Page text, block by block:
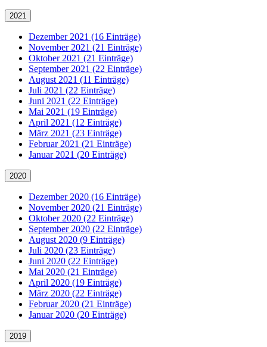
2021
Dezember 2021 (16 Einträge)
November 2021 (21 Einträge)
Oktober 2021 (21 Einträge)
September 2021 (22 Einträge)
August 2021 (11 Einträge)
Juli 2021 (22 Einträge)
Juni 2021 (22 Einträge)
Mai 2021 (19 Einträge)
April 2021 (12 Einträge)
März 2021 (23 Einträge)
Februar 2021 (21 Einträge)
Januar 2021 (20 Einträge)
2020
Dezember 2020 (16 Einträge)
November 2020 (21 Einträge)
Oktober 2020 (22 Einträge)
September 2020 (22 Einträge)
August 2020 (9 Einträge)
Juli 2020 (23 Einträge)
Juni 2020 (22 Einträge)
Mai 2020 (21 Einträge)
April 2020 (19 Einträge)
März 2020 (22 Einträge)
Februar 2020 (21 Einträge)
Januar 2020 (20 Einträge)
2019